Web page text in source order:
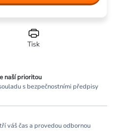
Tisk
naší prioritou
s bezpečnostními předpisy
váš čas a provedou odbornou